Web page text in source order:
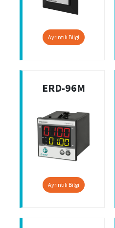
Ayrıntılı Bilgi
ERD-96M
Ayrıntılı Bilgi